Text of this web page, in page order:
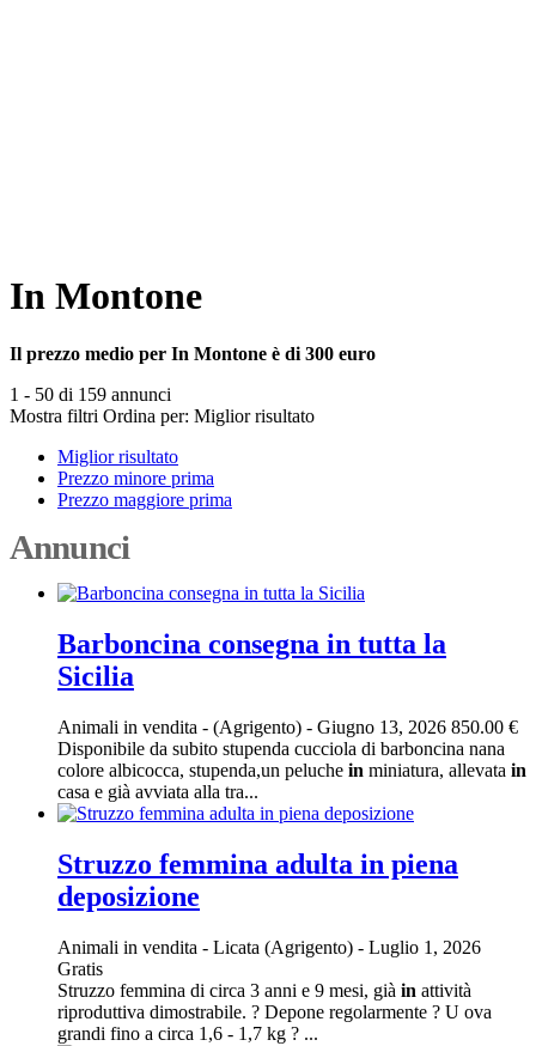
In Montone
Il prezzo medio per In Montone è di 300 euro
1 - 50 di 159 annunci
Mostra filtri Ordina per: Miglior risultato
Miglior risultato
Prezzo minore prima
Prezzo maggiore prima
Annunci
Barboncina consegna in tutta la
Sicilia
Animali in vendita - (Agrigento) - Giugno 13, 2026 850.00 €
Disponibile da subito stupenda cucciola di barboncina nana
colore albicocca, stupenda,un peluche in miniatura, allevata in
casa e già avviata alla tra...
Struzzo femmina adulta in piena
deposizione
Animali in vendita - Licata (Agrigento) - Luglio 1, 2026
Gratis
Struzzo femmina di circa 3 anni e 9 mesi, già in attività
riproduttiva dimostrabile. ? Depone regolarmente ? U ova
grandi fino a circa 1,6 - 1,7 kg ? ...